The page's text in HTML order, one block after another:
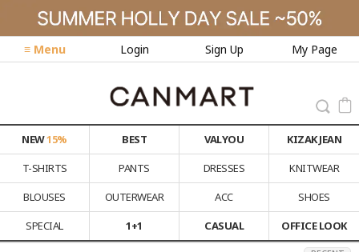
≡ Menu Login Sign Up My Page
NEW15% BEST VALYOU
KIZAK JEAN
T-SHIRTS
PANTS DRESSES
KNITWEAR
BLOUSES
OUTERWEAR ACC
SHOES
SPECIAL
1+1 CASUAL OFFICE LOOK